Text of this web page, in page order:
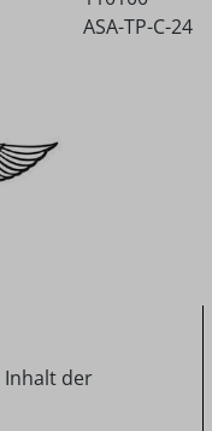
ASA-TP-C-24
Inhalt der